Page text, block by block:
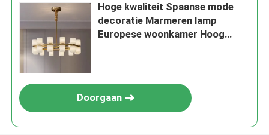
Hoge kwaliteit Spaanse mode
decoratie Marmeren lamp
Europese woonkamer Hoog
Doorgaan